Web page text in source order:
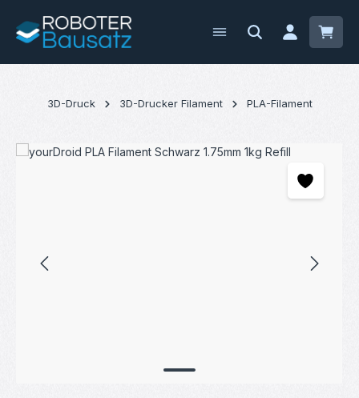
Zum Hauptinhalt springen
3D-Druck 3D-Drucker Filament PLA-Filament
Bildergalerie überspringen